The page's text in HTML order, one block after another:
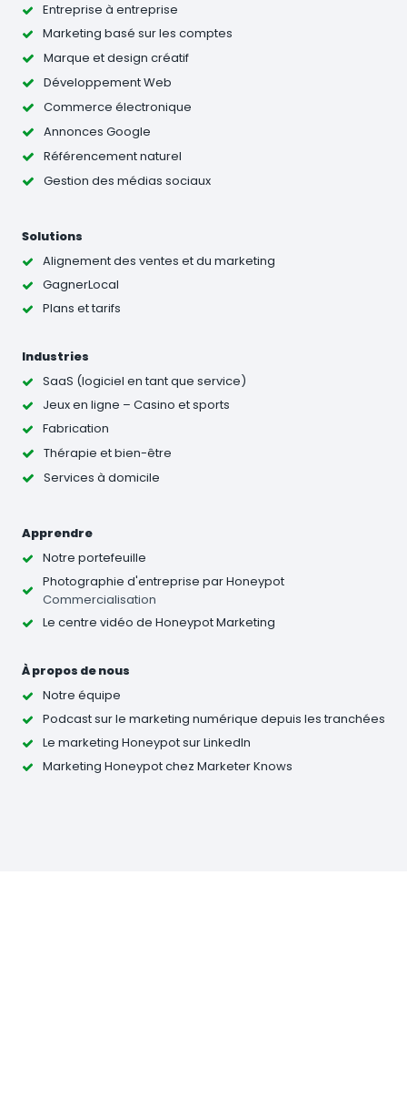
Entreprise à entreprise
Marketing basé sur les comptes
Marque et design créatif
Développement Web
Commerce électronique
Annonces Google
Référencement naturel
Gestion des médias sociaux
Solutions
Alignement des ventes et du marketing
GagnerLocal
Plans et tarifs
Industries
SaaS (logiciel en tant que service)
Jeux en ligne – Casino et sports
Fabrication
Thérapie et bien-être
Services à domicile
Apprendre
Notre portefeuille
Photographie d'entreprise par Honeypot
Commercialisation
Le centre vidéo de Honeypot Marketing
À propos de nous
Notre équipe
Podcast sur le marketing numérique depuis les tranchées
Le marketing Honeypot sur LinkedIn
Marketing Honeypot chez Marketer Knows